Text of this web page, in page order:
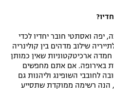
יפה ואסתטי חובר יחדיו לכדי
שילוב מדהים בין קולינריה
ארכיטקטוניות שאין כמותן
באירופה. אם אתם מחפשים
לחובבי השופינג וליהנות גם
הנה רשימה ממוקדת שתסייע